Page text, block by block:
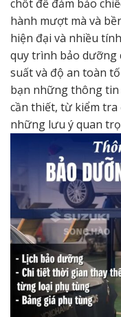
chốt để đảm bảo
hành mượt mà và
hiện đại và nhiều
quy trình bảo dưỡng
suất và độ an toàn
bạn những thông tin
cần thiết, từ kiểm
những lưu ý quan